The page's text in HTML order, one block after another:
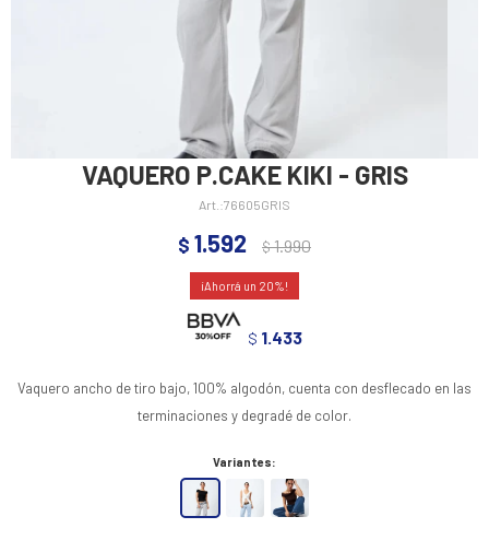
VAQUERO P.CAKE KIKI - GRIS
76605GRIS
$ 1.592 $1.990
20
$ 1.433
Vaquero ancho de tiro bajo, 100% algodón, cuenta con desflecado en las
terminaciones y degradé de color.
Variantes: